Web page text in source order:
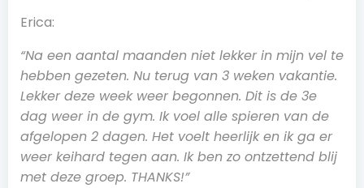
Erica:
“Na een aantal maanden niet lekker in mijn vel te
hebben gezeten. Nu terug van 3 weken vakantie.
Lekker deze week weer begonnen. Dit is de 3e
dag weer in de gym. Ik voel alle spieren van de
afgelopen 2 dagen. Het voelt heerlijk en ik ga er
weer keihard tegen aan. Ik ben zo ontzettend blij
met deze groep. THANKS!”